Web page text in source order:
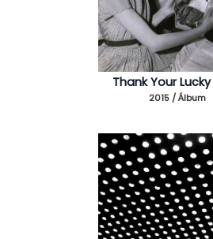
Thank Your
2015 / Álbum